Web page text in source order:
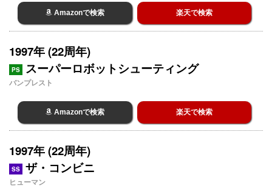
Amazonで検索 楽天で検索
1997年 (22周年)
PS スーパーロボットシューティング
バンプレスト
Amazonで検索 楽天で検索
1997年 (22周年)
SS ザ・コンビニ
ヒューマン